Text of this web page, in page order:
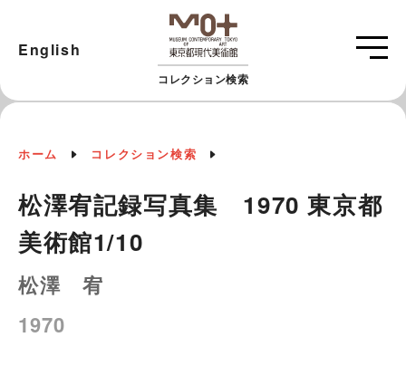
コレクション検索
English
ホーム コレクション検索
松澤宥記録写真集 1970 東京都
美術館1/10
松澤 宥
1970